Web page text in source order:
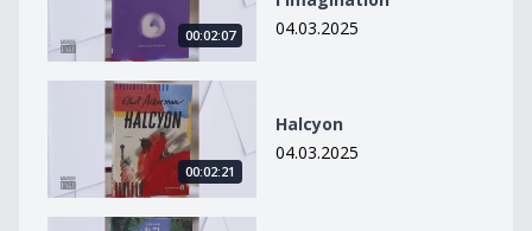
00:02:07
04.03.2025
Halcyon
00:02:21
Halcyon
04.03.2025